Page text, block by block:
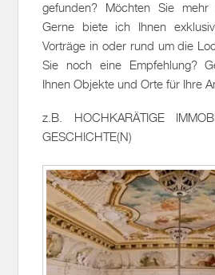
gefunden? Möchten Sie mehr
Gerne biete ich Ihnen
Vorträge in oder rund um die
Sie noch eine Empfehlung?
Ihnen Objekte und Orte für Ihre
z.B. HOCHKARÄTIGE
GESCHICHTE(N)